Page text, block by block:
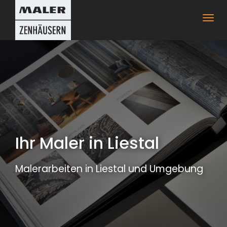
Ihr Maler in Liestal
Malerarbeiten in Liestal und Umgebung